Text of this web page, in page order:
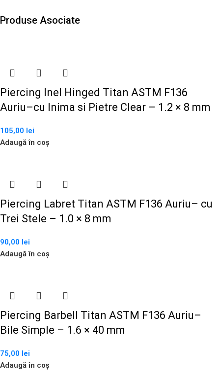
Produse Asociate
Piercing Inel Hinged Titan ASTM F136
Auriu–cu Inima si Pietre Clear – 1.2 × 8 mm
105,00 lei
Adaugă în coș
Piercing Labret Titan ASTM F136 Auriu– cu
Trei Stele – 1.0 × 8 mm
90,00 lei
Adaugă în coș
Piercing Barbell Titan ASTM F136 Auriu–
Bile Simple – 1.6 × 40 mm
75,00 lei
Adaugă în coș